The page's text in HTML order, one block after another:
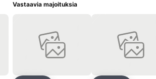
Vastaavia majoituksia